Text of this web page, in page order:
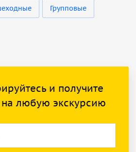
Групповые
и получите
на любую экскурсию